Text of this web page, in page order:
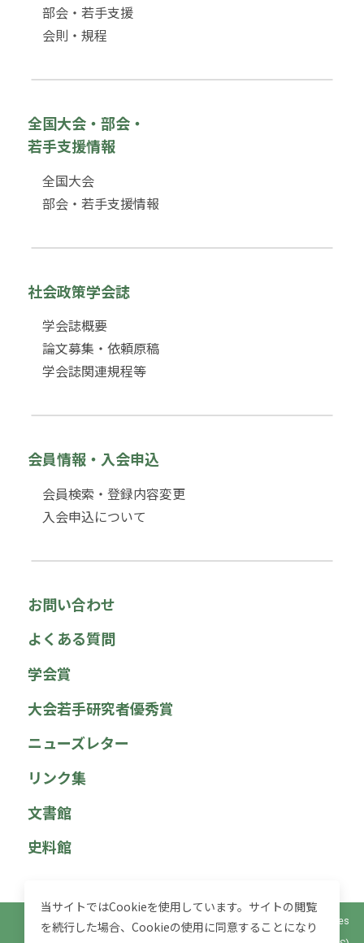
部会・若手支援
会則・規程
全国大会・部会・
若手支援情報
全国大会
部会・若手支援情報
社会政策学会誌
学会誌概要
論文募集・依頼原稿
学会誌関連規程等
会員情報・入会申込
会員検索・登録内容変更
入会申込について
お問い合わせ
よくある質問
学会賞
大会若手研究者優秀賞
ニューズレター
リンク集
文書館
史料館
© 2025 社会政策学会 Japan Association for Social Policy Studies
当サイトではCookieを使用しています。サイトの閲覧
を続行した場合、Cookieの使用に同意することになり